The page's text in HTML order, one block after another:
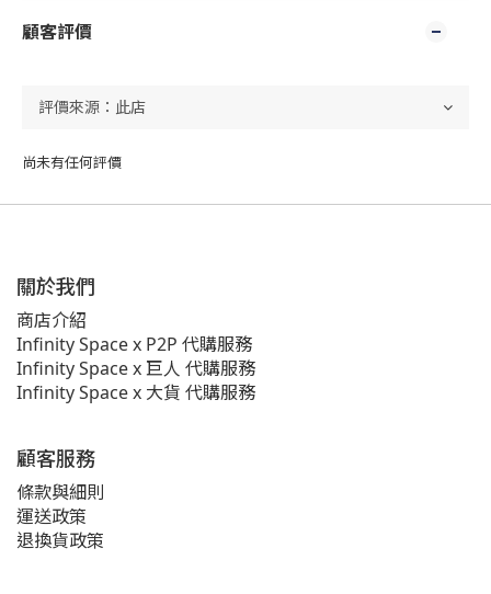
顧客評價
尚未有任何評價
關於我們
商店介紹
Infinity Space x P2P 代購服務
Infinity Space x 巨人 代購服務
Infinity Space x 大貨 代購服務
顧客服務
條款與細則
運送政策
退換貨政策